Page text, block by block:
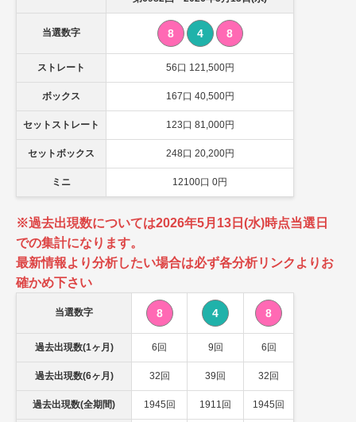
当選数字 8 4 8
ストレート 56口 121,500円
ボックス 167口 40,500円
セットストレート 123口 81,000円
セットボックス 248口 20,200円
ミニ 12100口 0円
※過去出現数については2026年5月13日(水)時点当選日
での集計になります。
最新情報より分析したい場合は必ず各分析リンクよりお
確かめ下さい
当選数字 8 4 8
過去出現数(1ヶ月) 6回 9回 6回
過去出現数(6ヶ月) 32回 39回 32回
過去出現数(全期間) 1945回 1911回 1945回